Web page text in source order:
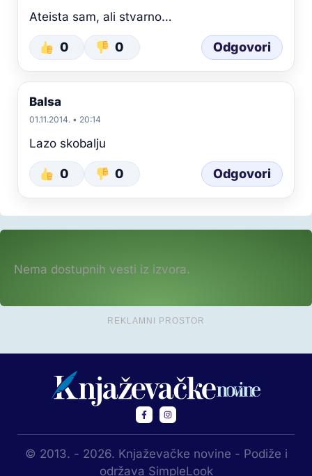
Ateista sam, ali stvarno…
0 0 Odgovori
Balsa
01.11.2014. • 20:14
Lazo skobalju
0 0 Odgovori
Nema dostupnih vesti iz izvora.
REKLAMNI PROSTOR
© 2013. - 2026. Knjaževačke novine - Podiže i
održava SimpleLook